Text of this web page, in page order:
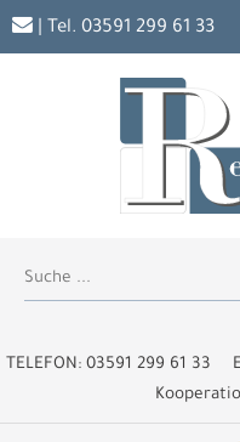
TELEFON: 03591 299 61 33
| Tel. 03591 299 61 33